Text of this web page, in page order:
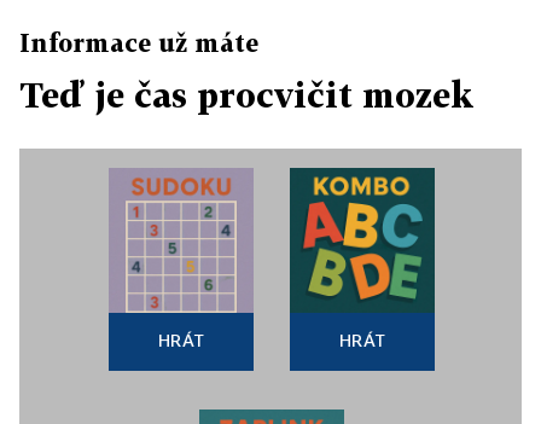
Informace už máte
Teď je čas procvičit mozek
HRÁT HRÁT